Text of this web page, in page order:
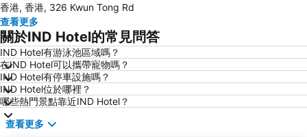
南山區
元朗
紅磡
天水圍
Wan Chai Metro Station
海洋公園
深水埗區
黃金海岸
新界
羅湖口岸
羅湖
香港, 香港, 326 Kwun Tong Rd
查看更多
關於IND Hotel的常見問答
IND Hotel有游泳池區域嗎？
在IND Hotel可以攜帶寵物嗎？
IND Hotel有停車設施嗎？
IND Hotel位於哪裡？
哪些熱門景點靠近IND Hotel？
查看更多